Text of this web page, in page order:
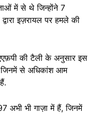
में से थे जिन्होंने 7
इज़रायल पर हमले की
की टैली के अनुसार इस
जिनमें से अधिकांश आम
अभी भी गाज़ा में हैं, जिनमें